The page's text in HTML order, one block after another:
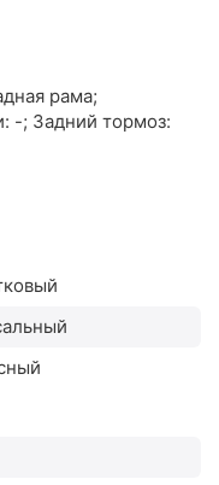
рама;
-; Задний тормоз: